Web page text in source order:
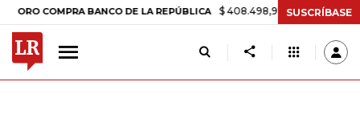
COMPRA BANCO DE LA REPÚBLICA $ 408.498,97 +$ 8.753,81 +2,19%
SUSCRÍBASE